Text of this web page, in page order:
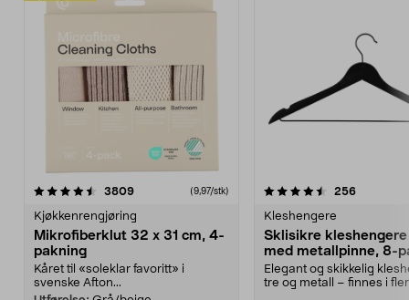
3809anmeldelser(9,97/stk)
Kjøkkenrengjøring
Mikrofiberklut 32 x 31 cm, 4-
pakning
Kåret til «soleklar favoritt» i
svenske Afton...
4.5av 5 stjerner 256
Kleshengere
Sklisikre
med metallpinne, 8-
Elegant og skikkelig
tre og metall – finnes i
4.5av 5 stjerner